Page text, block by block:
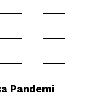
Pandemi